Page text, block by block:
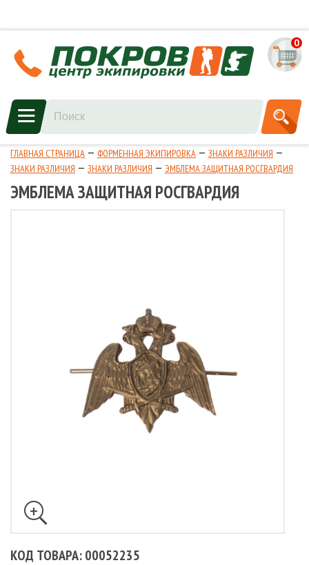
0
ГЛАВНАЯ СТРАНИЦА ФОРМЕННАЯ ЭКИПИРОВКА
ЗНАКИ РАЗЛИЧИЯ
ЗНАКИ РАЗЛИЧИЯ
ЗНАКИ РАЗЛИЧИЯ ЭМБЛЕМА ЗАЩИТНАЯ РОСГВАРДИЯ
ЭМБЛЕМА ЗАЩИТНАЯ РОСГВАРДИЯ
КОД ТОВАРА: 00052235